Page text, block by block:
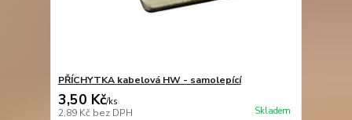
PŘÍCHYTKA kabelová HW - samolepící
3,50 Kč/ks
2,89 Kč bez DPH Skladem